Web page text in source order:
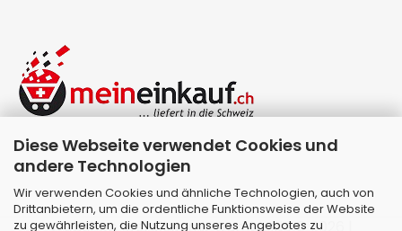
Diese Webseite verwendet Cookies und
andere Technologien
Wir verwenden Cookies und ähnliche Technologien, auch von
Drittanbietern, um die ordentliche Funktionsweise der Website
zu gewährleisten, die Nutzung unseres Angebotes zu